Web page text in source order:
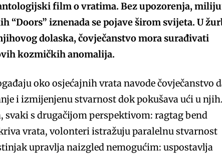
film o vratima. Bez upozorenja,
“Doors” iznenada se pojave širom svijeta. U
dolaska, čovječanstvo mora surađivati
kozmičkih anomalija.
oko osjećajnih vrata navode čovječanstvo
i izmijenjenu stvarnost dok pokušava ući u
s drugačijom perspektivom: ragtag bend
vrata, volonteri istražuju paralelnu stvarnost
upravlja naizgled nemogućim: uspostavlja